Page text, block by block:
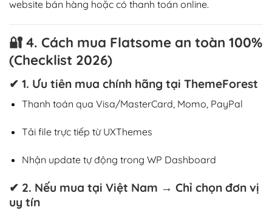
website bán hàng hoặc có thanh toán online.
🔐 4. Cách mua Flatsome an toàn 100%
(Checklist 2026)
✔ 1. Ưu tiên mua chính hãng tại ThemeForest
Thanh toán qua Visa/MasterCard, Momo, PayPal
Tải file trực tiếp từ UXThemes
Nhận update tự động trong WP Dashboard
✔ 2. Nếu mua tại Việt Nam → Chỉ chọn đơn vị
uy tín